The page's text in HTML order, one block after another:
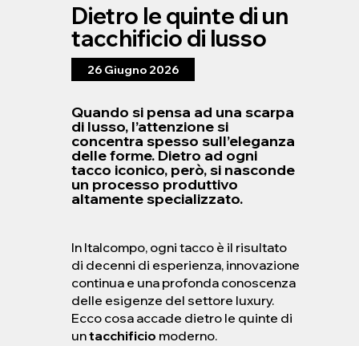
Dietro le quinte di un
tacchificio di lusso
26 Giugno 2026
Quando si pensa ad una scarpa
di lusso, l’attenzione si
concentra spesso sull’eleganza
delle forme. Dietro ad ogni
tacco iconico, però, si nasconde
un processo produttivo
altamente specializzato.
In Italcompo, ogni tacco è il risultato
di decenni di esperienza, innovazione
continua e una profonda conoscenza
delle esigenze del settore luxury.
Ecco cosa accade dietro le quinte di
untacchificio moderno.